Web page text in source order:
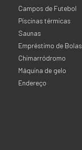
Campos de Futebol
Piscinas térmicas
Saunas
Empréstimo de Bolas
Chimarródromo
Máquina de gelo
Endereço